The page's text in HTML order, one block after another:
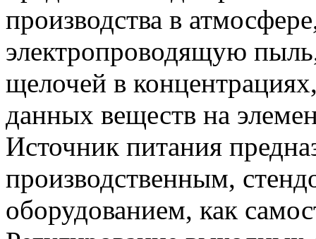
производства в
электропроводящую
щелочей в
данных веществ на
Источник питания
производственным,
оборудованием, как